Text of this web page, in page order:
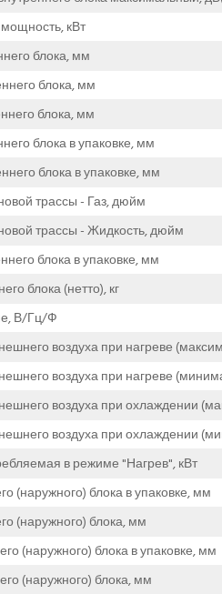
кВт
блока, мм
блока, мм
блока, мм
блока в упаковке, мм
блока в упаковке, мм
трассы - Газ, дюйм
трассы - Жидкость, дюйм
блока в упаковке, мм
блока (нетто), кг
В/Гц/Ф
воздуха при нагреве
воздуха при нагреве
воздуха при охлаждении
воздуха при охлаждении
в режиме "Нагрев", кВт
(наружного) блока в упаковке, мм
(наружного) блока, мм
(наружного) блока в упаковке, мм
(наружного) блока, мм